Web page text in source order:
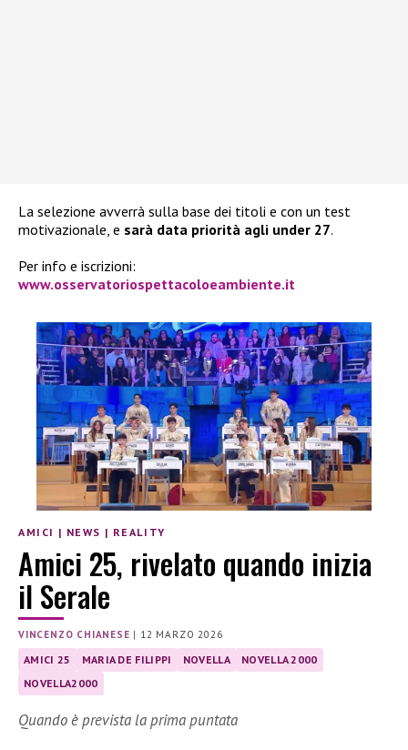
La selezione avverrà sulla base dei titoli e con un test
motivazionale, e sarà data priorità agli under 27.
Per info e iscrizioni:
www.osservatoriospettacoloeambiente.it
AMICI | NEWS | REALITY
Amici 25, rivelato quando inizia
il Serale
VINCENZO CHIANESE | 12 MARZO 2026
AMICI 25 MARIA DE FILIPPI NOVELLA
NOVELLA 2000
NOVELLA2000
Quando è prevista la prima puntata